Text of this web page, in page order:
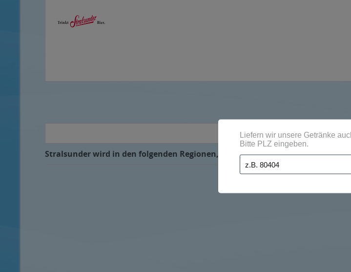
Stralsunder wird in den folgenden Regionen, Städten, Orten und Postleitzahl-